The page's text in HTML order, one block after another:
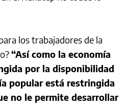
los trabajadores de la
“Así como la economía
por la disponibilidad
popular está restringida
no le permite desarrollar